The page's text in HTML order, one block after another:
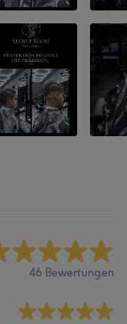
46 Bewertungen